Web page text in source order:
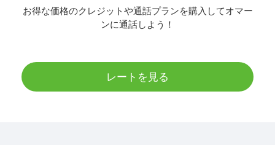
お得な価格のクレジットや通話プランを購入してオマー
ンに通話しよう！
レートを見る